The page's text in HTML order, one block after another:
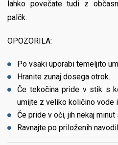
lahko povečate tudi z
palčk.
OPOZORILA:
Po vsaki uporabi temeljito
Hranite zunaj dosega otrok.
Če tekočina pride v stik s
umijte z veliko količino vode
Če pride v oči, jih nekaj
Ravnajte po priloženih